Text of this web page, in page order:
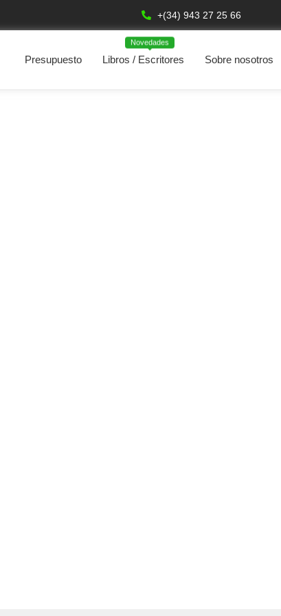
+(34) 943 27 25 66
Presupuesto Libros / Escritores
Novedades
Sobre nosotros